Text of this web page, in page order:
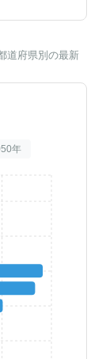
道府県別の最新
年